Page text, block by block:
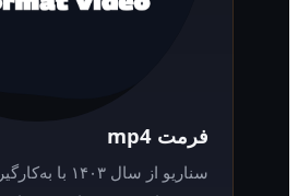
سناریو از سال ۱۴۰۳ با به‌کارگیری فناوری